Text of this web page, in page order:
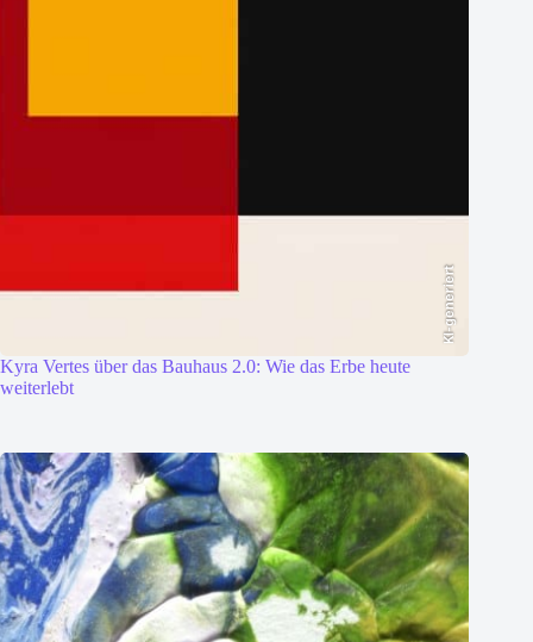
KI-generiert
Kyra Vertes über das Bauhaus 2.0: Wie das Erbe heute
weiterlebt